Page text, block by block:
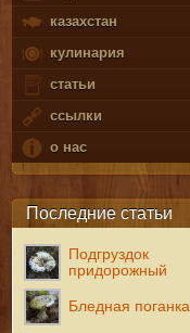
казахстан
кулинария
статьи
ссылки
о нас
Последние статьи
Подгруздок
придорожный
Бледная поганка